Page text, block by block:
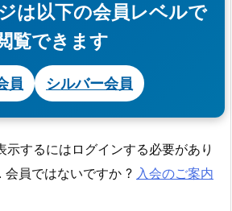
は以下の会員レベルで
覧できます
員 シルバー会員
示するにはログインする必要があり
. 会員ではないですか ? 入会のご案内